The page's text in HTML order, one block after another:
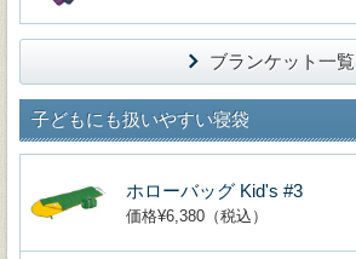
ブランケット一覧
子どもにも扱いやすい寝袋
ホローバッグ Kid's #3
価格¥6,380（税込）